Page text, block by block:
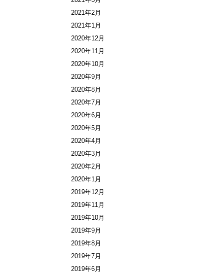
2021年2月
2021年1月
2020年12月
2020年11月
2020年10月
2020年9月
2020年8月
2020年7月
2020年6月
2020年5月
2020年4月
2020年3月
2020年2月
2020年1月
2019年12月
2019年11月
2019年10月
2019年9月
2019年8月
2019年7月
2019年6月